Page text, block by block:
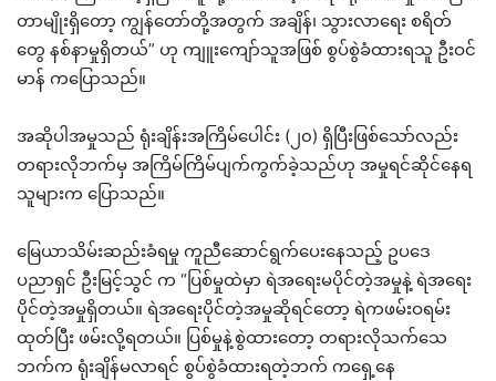
တာမျိုးရှိတော့ ကျွန်တော်တို့အတွက် အချိန်၊ သွားလာရေး စရိတ်
တွေ နစ်နာမှုရှိတယ်” ဟု ကျူးကျော်သူအဖြစ် စွပ်စွဲခံထားရသူ ဦးဝင်
မာန် ကပြောသည်။
အဆိုပါအမှုသည် ရုံးချိန်းအကြိမ်ပေါင်း (၂၀) ရှိပြီးဖြစ်သော်လည်း
တရားလိုဘက်မှ အကြိမ်ကြိမ်ပျက်ကွက်ခဲ့သည်ဟု အမှုရင်ဆိုင်နေရ
သူများက ပြောသည်။
မြေယာသိမ်းဆည်းခံရမှု ကူညီဆောင်ရွက်ပေးနေသည့် ဥပဒေ
ပညာရှင် ဦးမြင့်သွင် က “ပြစ်မှုထဲမှာ ရဲအရေးမပိုင်တဲ့အမှုနဲ့ ရဲအရေး
ပိုင်တဲ့အမှုရှိတယ်။ ရဲအရေးပိုင်တဲ့အမှုဆိုရင်တော့ ရဲကဖမ်းဝရမ်း
ထုတ်ပြီး ဖမ်းလို့ရတယ်။ ပြစ်မှုနဲ့စွဲထားတော့ တရားလိုသက်သေ
ဘက်က ရုံးချိန်မလာရင် စွပ်စွဲခံထားရတဲ့ဘက် ကရှေ့နေ